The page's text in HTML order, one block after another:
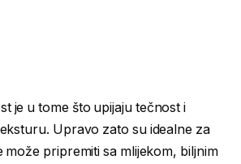
je u tome što upijaju tečnost i
Upravo zato su idealne za
može pripremiti sa mlijekom, biljnim